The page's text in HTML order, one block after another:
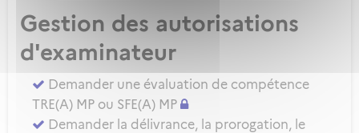
Gestion des autorisations
d'examinateur
Demander une évaluation de compétence
TRE(A) MP ou SFE(A) MP
Demander la délivrance, la prorogation, le